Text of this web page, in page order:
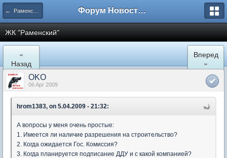
← Раменское Форум Новостройки
ЖК "Рaменский"
«
Назад
Вперед
»
OKO
06 Apr 2009
hrom1383, on 5.04.2009 - 21:32:
А вопросы у меня очень простые:
1. Имеется ли наличие разрешения на строительство?
2. Когда ожидается Гос. Комиссия?
3. Когда планируется подписание ДДУ и с какой компанией?